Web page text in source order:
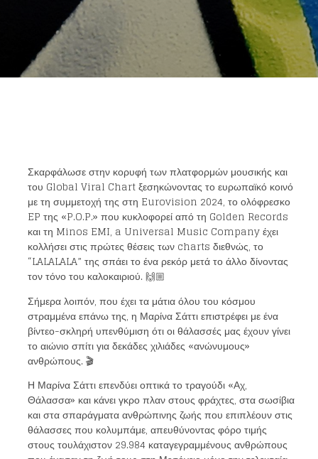
Σκαρφάλωσε στην κορυφή των πλατφορμών μουσικής και
του Global Viral Chart ξεσηκώνοντας το ευρωπαϊκό κοινό
με τη συμμετοχή της στη Eurovision 2024, το ολόφρεσκο
EP της «P.O.P.» που κυκλοφορεί από τη Golden Records
και τη Minos EMI, a Universal Music Company έχει
κολλήσει στις πρώτες θέσεις των charts διεθνώς, το
“LALALALA” της σπάει το ένα ρεκόρ μετά το άλλο δίνοντας
τον τόνο του καλοκαιριού. 🙌🏼
Σήμερα λοιπόν, που έχει τα μάτια όλου του κόσμου
στραμμένα επάνω της, η Μαρίνα Σάττι επιστρέφει με ένα
βίντεο-σκληρή υπενθύμιση ότι οι θάλασσές μας έχουν γίνει
το αιώνιο σπίτι για δεκάδες χιλιάδες «ανώνυμους»
ανθρώπους. 🎬
Η Μαρίνα Σάττι επενδύει οπτικά το τραγούδι «Αχ,
Θάλασσα» και κάνει γκρο πλαν στους φράχτες, στα σωσίβια
και στα σπαράγματα ανθρώπινης ζωής που επιπλέουν στις
θάλασσες που κολυμπάμε, απευθύνοντας φόρο τιμής
στους τουλάχιστον 29.984 καταγεγραμμένους ανθρώπους